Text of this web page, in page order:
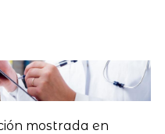
mostrada en